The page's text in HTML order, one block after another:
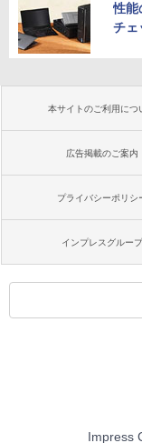
性能
チェ
本サイトのご利用につ
広告掲載のご案内
プライバシーポリシ
インプレスグループ
Impress